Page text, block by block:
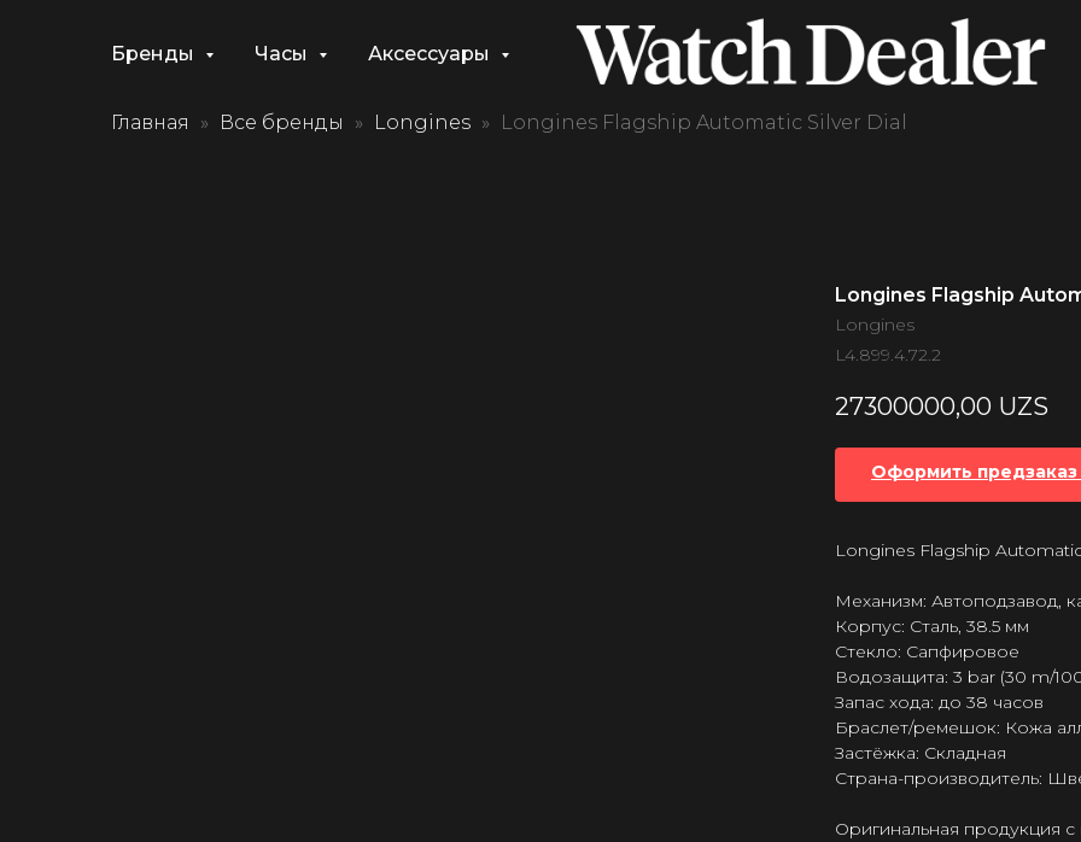
Бренды Часы Аксессуары
Главная Все бренды Longines Longines Flagship Automatic Silver Dial
Longines Flagship
Longines
L4.899.4.72.2
27300000,00 UZS
Оформить
Longines Flagship
Механизм: Автоподзавод,
Корпус: Сталь, 38.5 мм
Стекло: Сапфировое
Водозащита: 3 bar (30 m/
Запас хода: до 38 часов
Браслет/ремешок: Кожа
Застёжка: Складная
Страна-производитель:
Оригинальная продукция